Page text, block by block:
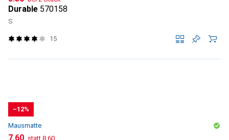
Durable 570158
S
15
−12%
Mausmatte
CHF
7.60 statt CHF
8.60